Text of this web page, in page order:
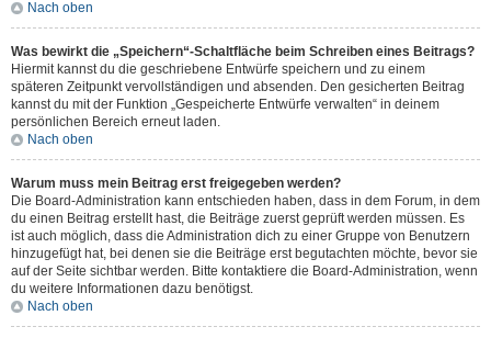
Nach oben
Was bewirkt die „Speichern“-Schaltfläche beim Schreiben eines Beitrags?
Hiermit kannst du die geschriebene Entwürfe speichern und zu einem
späteren Zeitpunkt vervollständigen und absenden. Den gesicherten Beitrag
kannst du mit der Funktion „Gespeicherte Entwürfe verwalten“ in deinem
persönlichen Bereich erneut laden.
Nach oben
Warum muss mein Beitrag erst freigegeben werden?
Die Board-Administration kann entschieden haben, dass in dem Forum, in dem
du einen Beitrag erstellt hast, die Beiträge zuerst geprüft werden müssen. Es
ist auch möglich, dass die Administration dich zu einer Gruppe von Benutzern
hinzugefügt hat, bei denen sie die Beiträge erst begutachten möchte, bevor sie
auf der Seite sichtbar werden. Bitte kontaktiere die Board-Administration, wenn
du weitere Informationen dazu benötigst.
Nach oben